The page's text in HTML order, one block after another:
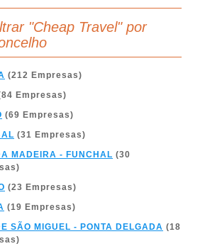
"Cheap Travel" por
(212 Empresas)
Empresas)
(69 Empresas)
(31 Empresas)
MADEIRA - FUNCHAL (30
(23 Empresas)
(19 Empresas)
SÃO MIGUEL - PONTA DELGADA (18